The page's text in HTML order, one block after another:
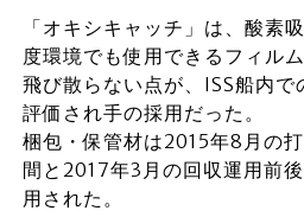
「オキシキャッチ」は、酸素
度環境でも使用できるフィル
飛び散らない点が、ISS船内で
評価され手の採用だった。
梱包・保管材は2015年8月の
間と2017年3月の回収運用前
用された。